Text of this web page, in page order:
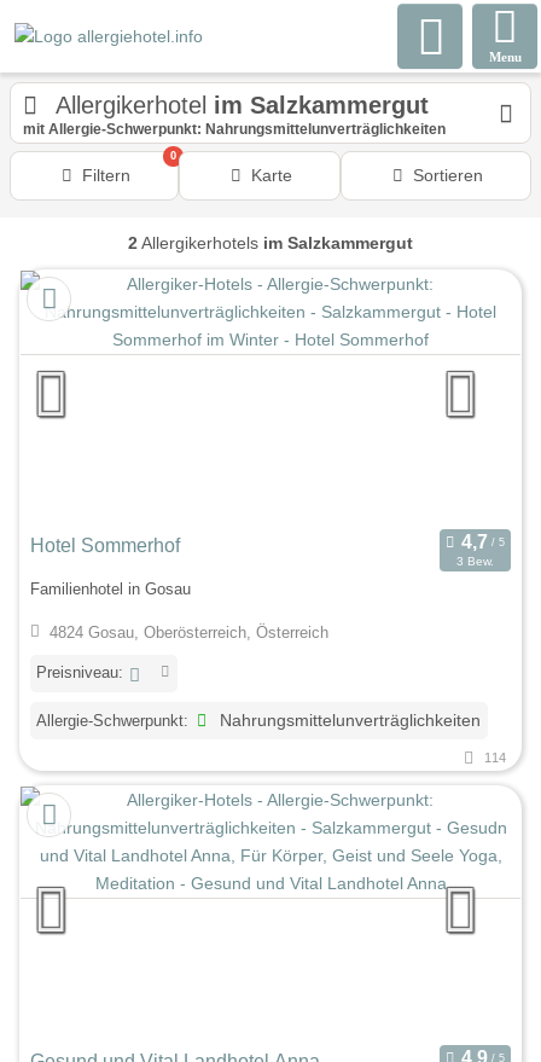
Menu
Allergikerhotel im Salzkammergut
mit Allergie-Schwerpunkt: Nahrungsmittelunverträglichkeiten
Filtern
0
Karte Sortieren
2 Allergikerhotels im Salzkammergut
Hotel Sommerhof
3 Bew.
Familienhotel in Gosau
4824 Gosau, Oberösterreich, Österreich
Preisniveau:
Allergie-Schwerpunkt: Nahrungsmittelunverträglichkeiten
114